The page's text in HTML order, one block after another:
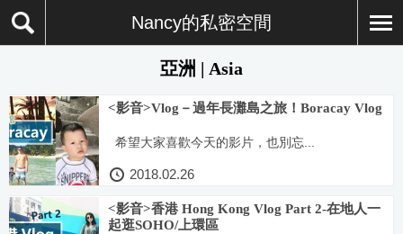
Nancy的私密空間
亞洲 | Asia
<影音>Vlog－過年長灘島之旅！Boracay Vlog
希望大家喜歡今天的影片，也別忘...
2018.02.26
<影音>香港 Hong Kong Vlog Part 2-在地人一
起逛SOHO/上環區